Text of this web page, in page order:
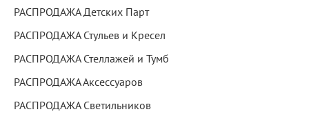
РАСПРОДАЖА Детских Парт
РАСПРОДАЖА Стульев и Кресел
РАСПРОДАЖА Стеллажей и Тумб
РАСПРОДАЖА Аксессуаров
РАСПРОДАЖА Светильников